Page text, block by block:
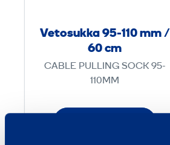
k
9
-
Vetosukka 95-110 mm /
60 cm
CABLE PULLING SOCK 95-
110MM